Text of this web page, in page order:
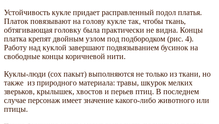
Устойчивость кукле придает расправленный подол платья.
Платок повязывают на голову кукле так, чтобы ткань,
обтягивающая головку была практически не видна. Концы
платка крепят двойным узлом под подбородком (рис. 4).
Работу над куклой завершают подвязыванием бусинок на
свободные концы коричневой нити.
Куклы-люди (сох пакыт) выполняются не только из ткани, но
также из природного материала: травы, шкурок мелких
зверьков, крылышек, хвостов и перьев птиц. В последнем
случае персонаж имеет значение какого-либо животного или
птицы.